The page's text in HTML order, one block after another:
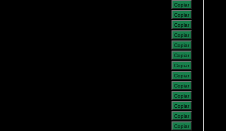
Copiar
Copiar
Copiar
Copiar
Copiar
Copiar
Copiar
Copiar
Copiar
Copiar
Copiar
Copiar
Copiar